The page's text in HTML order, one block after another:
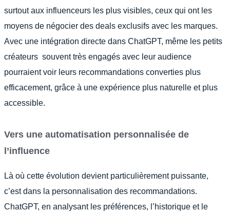
surtout aux influenceurs les plus visibles, ceux qui ont les
moyens de négocier des deals exclusifs avec les marques.
Avec une intégration directe dans ChatGPT, même les petits
créateurs souvent très engagés avec leur audience
pourraient voir leurs recommandations converties plus
efficacement, grâce à une expérience plus naturelle et plus
accessible.
Vers une automatisation personnalisée de
l’influence
Là où cette évolution devient particulièrement puissante,
c’est dans la personnalisation des recommandations.
ChatGPT, en analysant les préférences, l’historique et le